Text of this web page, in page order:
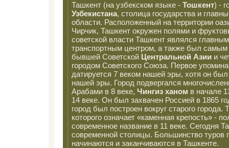
Ташкент (на узбекском языке - Тошкент) -
Узбекистана, столица государства и
области. Расположенный на территории
Чирчик, Ташкент окружен полями и
советской власти Ташкент являлся
транспортным центром, а также был
бывшей Советской Центральной Азии и
городом Советского Союза. Первое
датируется 7 веком нашей эры, хотя он
нашей эры. Город подвергался
Арабами в 8 веке, Чингиз ханом в начале
14 веке. Он был захвачен Россией в 1865
город был построен вокруг старого города.
которого означает «каменная крепость» -
современное название в 11 веке. Сегодня
современной столицы. Большинство туров
начинаются и заканчиваются в Ташкенте.